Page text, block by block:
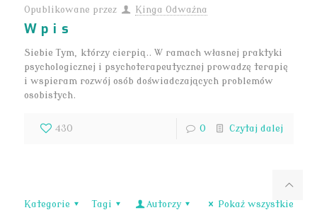
Opublikowane przez Kinga Odważna
Wpis
Siebie Tym, którzy cierpią.. W ramach własnej praktyki
psychologicznej i psychoterapeutycznej prowadzę terapię
i wspieram rozwój osób doświadczających problemów
osobistych.
430 0 Czytaj dalej
Kategorie Tagi Autorzy Pokaż wszystkie